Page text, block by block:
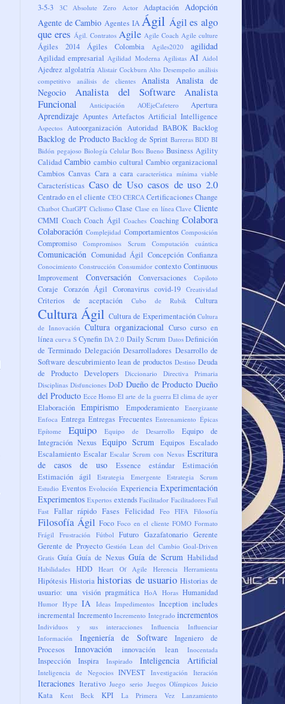
3-5-3
3C Absolute Zero Actor Adaptación
Adopción
Agente de Cambio Agentes IA Ágil Ágil es algo
que eres Ágil. Contratos Agile Agile Coach Agile culture
Ágiles 2014 Ágiles Colombia Agiles2020 agilidad
Agilidad empresarial Agilidad Moderna Agilistas AI Aidol
Ajedrez algolatría Alistair Cockburn Alto Desempeño análisis
competitivo
análisis de clientes Analista
Analista de
Negocio
Analista del Software
Analista
Funcional
Anticipación AOEjeCafetero Apertura
Aprendizaje Apuntes Artefactos Artificial Intelligence
Aspectos Autoorganización Autoridad BABOK Backlog
Backlog de Producto Backlog de Sprint Barreras BDD BI
Bidón pegajoso Biología Celular Bots Bueno Business Agility
Calidad Cambio cambio cultural Cambio organizacional
Cambios Canvas Cara a cara característica mínima viable
Características Caso de Uso casos de uso 2.0
Centrado en el cliente CEO CERCA CertificacionesChange
Chatbot ChatGPT Ciclismo Clase Clase en línea Clave Cliente
CMMI Coach Coach Ágil Coaches Coaching Colabora
Colaboración Complejidad Comportamientos Composición
Compromiso Compromisos Scrum Computación cuántica
Comunicación Comunidad Ágil Concepción Confianza
Conocimiento Construcción Consumidor contexto Continuous
Improvement
Conversación Conversaciones Copiloto
Coraje Corazón Ágil Coronavirus covid-19 Creatividad
Criterios de aceptación Cubo de Rubik Cultura
Cultura Ágil Cultura de Experimentación Cultura
de Innovación Cultura organizacional Curso curso en
línea curva S Cynefin DA 2.0 Daily Scrum Datos Definición
de Terminado Delegación Desarrolladores Desarrollo de
Software descubrimiento lean de productos Destino Deuda
de Producto Developers Diccionario
Directiva Primaria
Disciplinas Disfunciones DoD Dueño de Producto Dueño
del Producto Ecce Homo El arte de la guerra El clima de ayer
Elaboración Empirismo Empoderamiento
Energizante
Enfoca Entrega Entregas Frecuentes Entrenamiento Épicas
Epítome
Equipo Equipo de Desarrollo
Equipo de
Integración Nexus Equipo Scrum Equipos Escalado
Escalamiento Escalar Escalar Scrum con Nexus Escritura
de casos de uso
Essence estándar
Estimación
Estimación ágil
Estrategia Emergente
Estrategia Scrum
Estudio Eventos Evolución Experiencia Experimentación
Experimentos Expertos extends Facilitador Facilitadores Fail
Fast Fallar rápido Fases Felicidad Feo FIFA Filosofía
Filosofía Ágil Foco Foco en el cliente FOMO Formato
Frágil
Frustración Fútbol Futuro Gazafatonario Gerente
Gerente de Proyecto Gestión Lean del Cambio Goal-Driven
Gratis Guía Guía de Nexus Guía de Scrum Habilidad
Habilidades HDD Heart Of Agile Herencia Herramienta
Hipótesis Historia historias de usuario Historias de
usuario: una visión pragmática HoA Horas Humanidad
Humor Hype IA Ideas Impedimentos Inception includes
incremental Incremento Incremento Integrado incrementos
Individuos y sus interacciones Influencia
Influenciar
Información
Ingeniería de Software
Ingeniero de
Procesos
Innovación innovación lean Inocentada
Inspección Inspira Inspirado Inteligencia Artificial
Inteligencia de Negocios INVEST Investigación Iteración
Iteraciones Iterativo Juego serio Juegos Olímpicos Juicio
Kata Kent Beck KPI La Primera Vez Lanzamiento